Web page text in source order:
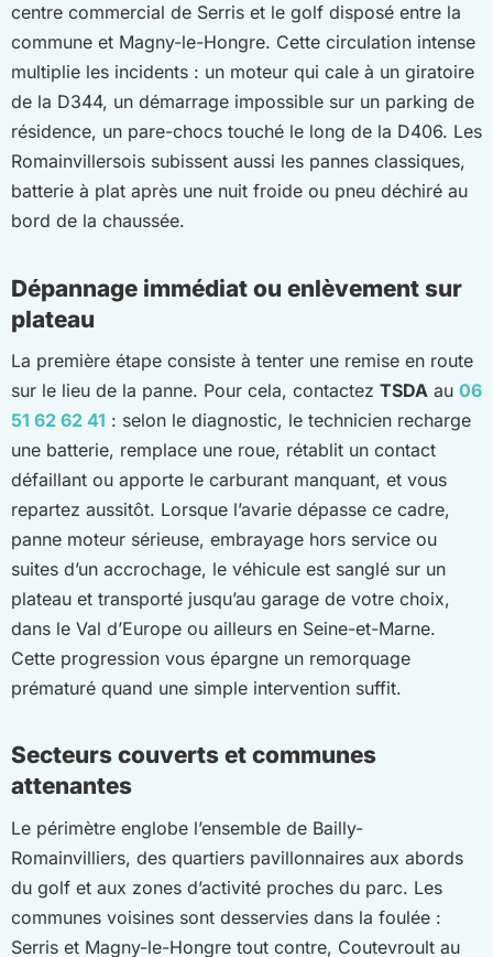
centre commercial de Serris et le golf disposé entre la
commune et Magny-le-Hongre. Cette circulation intense
multiplie les incidents : un moteur qui cale à un giratoire
de la D344, un démarrage impossible sur un parking de
résidence, un pare-chocs touché le long de la D406. Les
Romainvillersois subissent aussi les pannes classiques,
batterie à plat après une nuit froide ou pneu déchiré au
bord de la chaussée.
Dépannage immédiat ou enlèvement sur
plateau
La première étape consiste à tenter une remise en route
sur le lieu de la panne. Pour cela, contactez TSDA au 06
51 62 62 41 : selon le diagnostic, le technicien recharge
une batterie, remplace une roue, rétablit un contact
défaillant ou apporte le carburant manquant, et vous
repartez aussitôt. Lorsque l’avarie dépasse ce cadre,
panne moteur sérieuse, embrayage hors service ou
suites d’un accrochage, le véhicule est sanglé sur un
plateau et transporté jusqu’au garage de votre choix,
dans le Val d’Europe ou ailleurs en Seine-et-Marne.
Cette progression vous épargne un remorquage
prématuré quand une simple intervention suffit.
Secteurs couverts et communes
attenantes
Le périmètre englobe l’ensemble de Bailly-
Romainvilliers, des quartiers pavillonnaires aux abords
du golf et aux zones d’activité proches du parc. Les
communes voisines sont desservies dans la foulée :
Serris et Magny-le-Hongre tout contre, Coutevroult au